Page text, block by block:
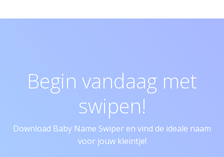
Begin vandaag met
swipen!
Download Baby Name Swiper en vind de ideale naam
voor jouw kleintje!